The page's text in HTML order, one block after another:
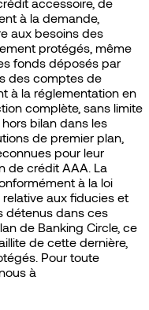
à la demande,
aux besoins des
protégés, même
fonds déposés par
des comptes de
à la réglementation en
complète, sans limite
bilan dans les
de premier plan,
pour leur
de crédit AAA. La
à la loi
aux fiducies et
détenus dans ces
de Banking Circle, ce
de cette dernière,
Pour toute
à